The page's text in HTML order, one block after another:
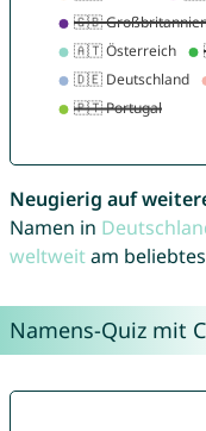
Neugierig auf
Namen in
weltweitam
Namens-Quiz mit